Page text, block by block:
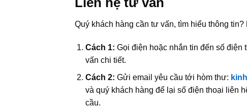
Quý khách hàng cần tư vấn, tìm hiểu thông
Cách 1: Gọi điện hoặc nhắn tin đến số điện
vấn chi tiết.
Cách 2: Gửi email yêu cầu tới hòm thư:
và quý khách hàng để lại số điện thoại liên
cầu.